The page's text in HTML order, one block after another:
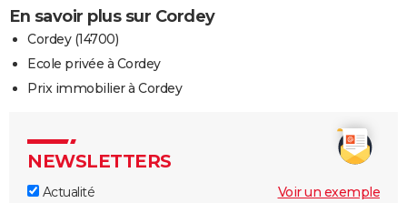
En savoir plus sur Cordey
Cordey (14700)
Ecole privée à Cordey
Prix immobilier à Cordey
NEWSLETTERS
Actualité
Voir un exemple